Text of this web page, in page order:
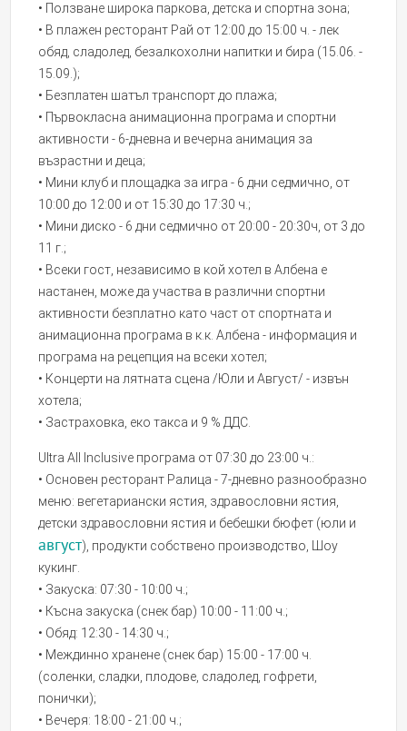
• Ползване широка паркова, детска и спортна зона;
• В плажен ресторант Рай от 12:00 до 15:00 ч. - лек
обяд, сладолед, безалкохолни напитки и бира (15.06. -
15.09.);
• Безплатен шатъл транспорт до плажа;
• Първокласна анимационна програма и спортни
активности - 6-дневна и вечерна анимация за
възрастни и деца;
• Мини клуб и площадка за игра - 6 дни седмично, от
10:00 до 12:00 и от 15:30 до 17:30 ч.;
• Мини диско - 6 дни седмично от 20:00 - 20:30ч, от 3 до
11 г.;
• Всеки гост, независимо в кой хотел в Албена е
настанен, може да участва в различни спортни
активности безплатно като част от спортната и
анимационна програма в к.к. Албена - информация и
програма на рецепция на всеки хотел;
• Концерти на лятната сцена /Юли и Август/ - извън
хотела;
• Застраховка, еко такса и 9 % ДДС.
Ultra All Inclusive програма от 07:30 до 23:00 ч.:
• Основен ресторант Ралица - 7-дневно разнообразно
меню: вегетариански ястия, здравословни ястия,
детски здравословни ястия и бебешки бюфет (юли и
август), продукти собствено производство, Шоу
кукинг.
• Закуска: 07:30 - 10:00 ч.;
• Късна закуска (снек бар) 10:00 - 11:00 ч.;
• Обяд: 12:30 - 14:30 ч.;
• Междинно хранене (снек бар) 15:00 - 17:00 ч.
(соленки, сладки, плодове, сладолед, гофрети,
понички);
• Вечеря: 18:00 - 21:00 ч.;